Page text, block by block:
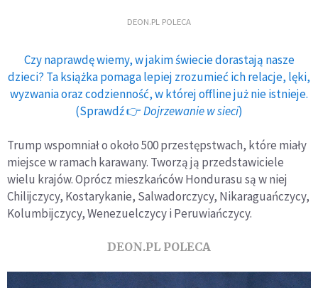
DEON.PL POLECA
Czy naprawdę wiemy, w jakim świecie dorastają nasze
dzieci? Ta książka pomaga lepiej zrozumieć ich relacje, lęki,
wyzwania oraz codzienność, w której offline już nie istnieje.
(Sprawdź 👉Dojrzewanie w sieci)
Trump wspomniał o około 500 przestępstwach, które miały
miejsce w ramach karawany. Tworzą ją przedstawiciele
wielu krajów. Oprócz mieszkańców Hondurasu są w niej
Chilijczycy, Kostarykanie, Salwadorczycy, Nikaraguańczycy,
Kolumbijczycy, Wenezuelczycy i Peruwiańczycy.
DEON.PL POLECA